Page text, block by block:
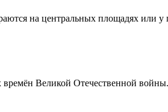
на центральных площадях или
времён Великой Отечественной войны.